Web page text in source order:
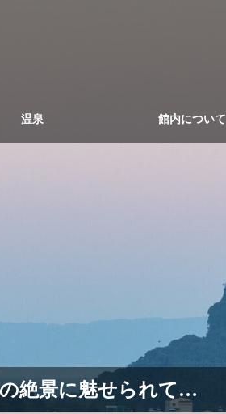
温泉 館内について
絶景に魅せられて…